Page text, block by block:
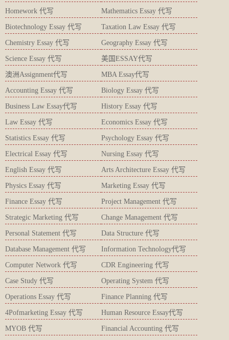
Homework 代写 Mathematics Essay 代写
Biotechnology Essay 代写 Taxation Law Essay 代写
Chemistry Essay 代写 Geography Essay 代写
Science Essay 代写 美国ESSAY代写
澳洲Assignment代写 MBA Essay代写
Accounting Essay 代写 Biology Essay 代写
Business Law Essay代写 History Essay 代写
Law Essay 代写 Economics Essay 代写
Statistics Essay 代写 Psychology Essay 代写
Electrical Essay 代写 Nursing Essay 代写
English Essay 代写 Arts Architecture Essay 代写
Physics Essay 代写 Marketing Essay 代写
Finance Essay 代写 Project Management 代写
Strategic Marketing 代写 Change Management 代写
Personal Statement 代写 Data Structure 代写
Database Management 代写 Information Technology代写
Computer Network 代写 CDR Engineering 代写
Case Study 代写 Operating System 代写
Operations Essay 代写 Finance Planning 代写
4Pofmarketing Essay 代写 Human Resource Essay代写
MYOB 代写 Financial Accounting 代写